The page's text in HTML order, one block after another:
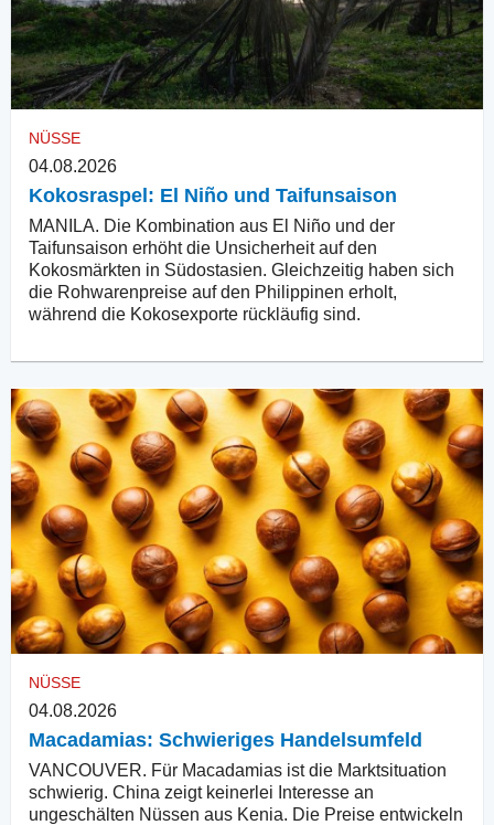
NÜSSE
04.08.2026
Kokosraspel: El Niño und Taifunsaison
MANILA. Die Kombination aus El Niño und der
Taifunsaison erhöht die Unsicherheit auf den
Kokosmärkten in Südostasien. Gleichzeitig haben sich
die Rohwarenpreise auf den Philippinen erholt,
während die Kokosexporte rückläufig sind.
NÜSSE
04.08.2026
Macadamias: Schwieriges Handelsumfeld
VANCOUVER. Für Macadamias ist die Marktsituation
schwierig. China zeigt keinerlei Interesse an
ungeschälten Nüssen aus Kenia. Die Preise entwickeln